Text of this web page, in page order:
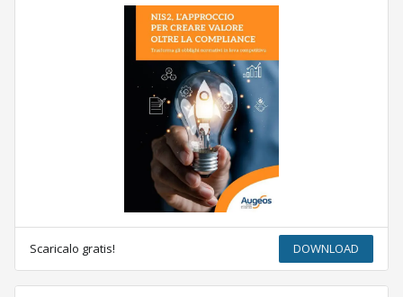
Scaricalo gratis! DOWNLOAD